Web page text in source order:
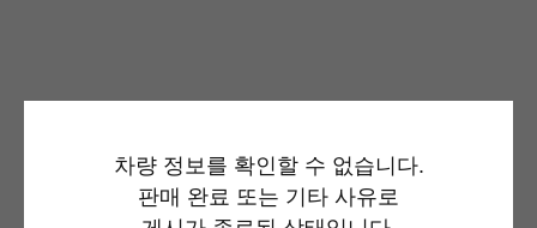
차량 정보를 확인할 수 없습니다.
판매 완료 또는 기타 사유로